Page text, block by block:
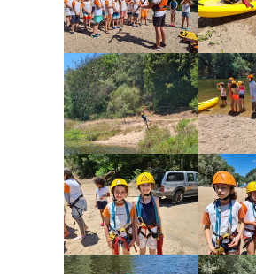
Ensino
Ano Letivo
Admissão
APEE
Notícias